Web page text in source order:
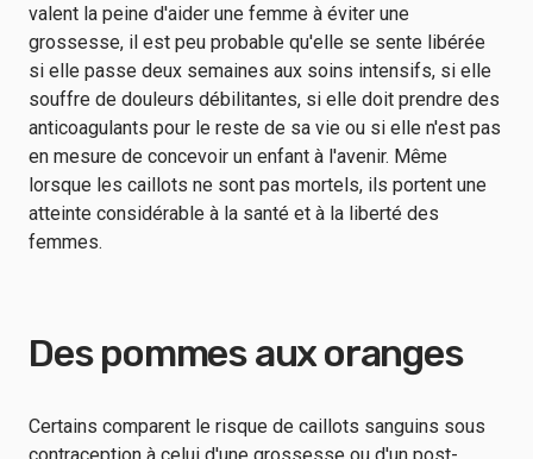
valent la peine d'aider une femme à éviter une
grossesse, il est peu probable qu'elle se sente libérée
si elle passe deux semaines aux soins intensifs, si elle
souffre de douleurs débilitantes, si elle doit prendre des
anticoagulants pour le reste de sa vie ou si elle n'est pas
en mesure de concevoir un enfant à l'avenir. Même
lorsque les caillots ne sont pas mortels, ils portent une
atteinte considérable à la santé et à la liberté des
femmes.
Des pommes aux oranges
Certains comparent le risque de caillots sanguins sous